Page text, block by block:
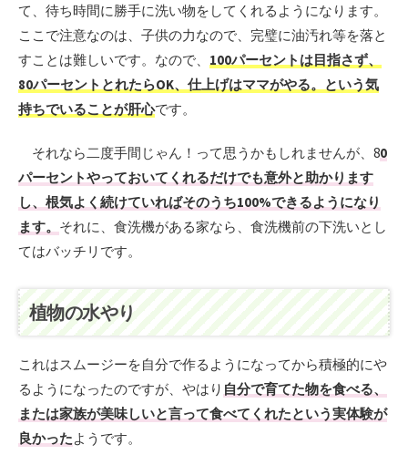
て、待ち時間に勝手に洗い物をしてくれるようになります。
ここで注意なのは、子供の力なので、完璧に油汚れ等を落と
すことは難しいです。なので、 100パーセントは目指さず、
80パーセントとれたらOK、仕上げはママがやる。という気
持ちでいることが肝心です。
それなら二度手間じゃん！って思うかもしれませんが、80
パーセントやっておいてくれるだけでも意外と助かります
し、根気よく続けていればそのうち100%できるようになり
ます。 それに、食洗機がある家なら、食洗機前の下洗いとし
てはバッチリです。
植物の水やり
これはスムージーを自分で作るようになってから積極的にや
るようになったのですが、やはり 自分で育てた物を食べる、
または家族が美味しいと言って食べてくれたという実体験が
良かったようです。